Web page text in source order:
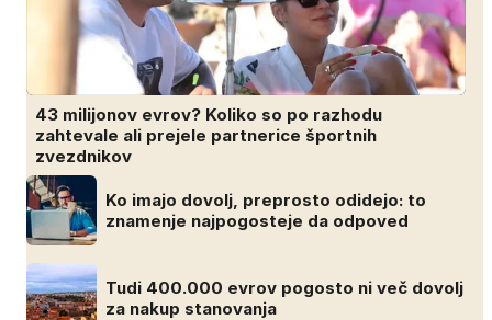
43 milijonov evrov? Koliko so po razhodu
zahtevale ali prejele partnerice športnih
zvezdnikov
Ko imajo dovolj, preprosto odidejo: to
znamenje najpogosteje da odpoved
Tudi 400.000 evrov pogosto ni več dovolj
za nakup stanovanja